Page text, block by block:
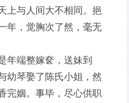
上与人间大不相同。挹
年，觉胸次了然，毫无
年端整嫁奁，送妹到
幼琴娶了陈氏小姐，然
完姻。事毕，尽心供职